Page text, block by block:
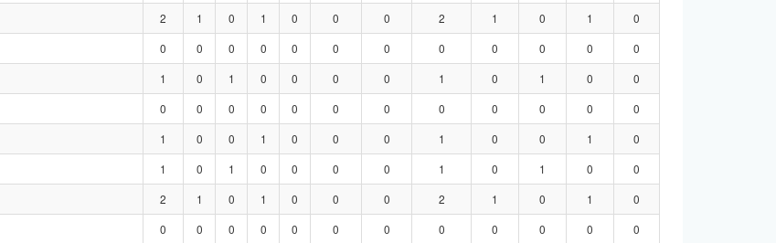
2 1 0 1 0 0 0 2 1 0 1
0
0 0 0 0 0 0 0 0 0 0 0
0
1 0 1 0 0 0 0 1 0 1 0
0
0 0 0 0 0 0 0 0 0 0 0
0
1 0 0 1 0 0 0 1 0 0 1
0
1 0 1 0 0 0 0 1 0 1 0
0
2 1 0 1 0 0 0 2 1 0 1
0
0 0 0 0 0 0 0 0 0 0 0
0